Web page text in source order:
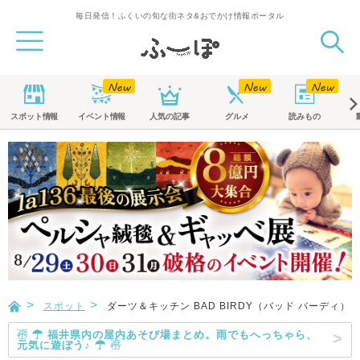
毎日発信！ふくいの旬な街ネタ&おでかけ情報ポータル
スポット情報 イベント情報 人気の記事 グルメ 読みもの
スポット ダーツ＆キッチン BAD BIRDY（バッド バーディ）
☃ ☂ 福井県内の屋内あそび場まとめ。雨でもへっちゃら、
元気に遊ぼう♪ ☂ ☃